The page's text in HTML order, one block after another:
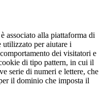
associato alla piattaforma di
per aiutare i
dei visitatori e
di tipo pattern, in cui il
serie di numeri e lettere, che
il dominio che imposta il